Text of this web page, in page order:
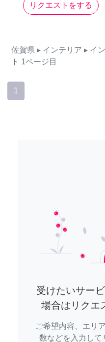
リクエストをする
佐賀県 ▸ インテリア ▸ イ
ト 1ページ目
1
受けたいサー
場合はリクエ
ご希望内容、エリ
数などを入力して